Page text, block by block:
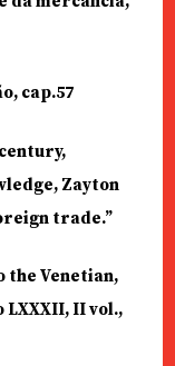
cap.57
Zayton
trade.”
the Venetian,
LXXXII, II vol.,